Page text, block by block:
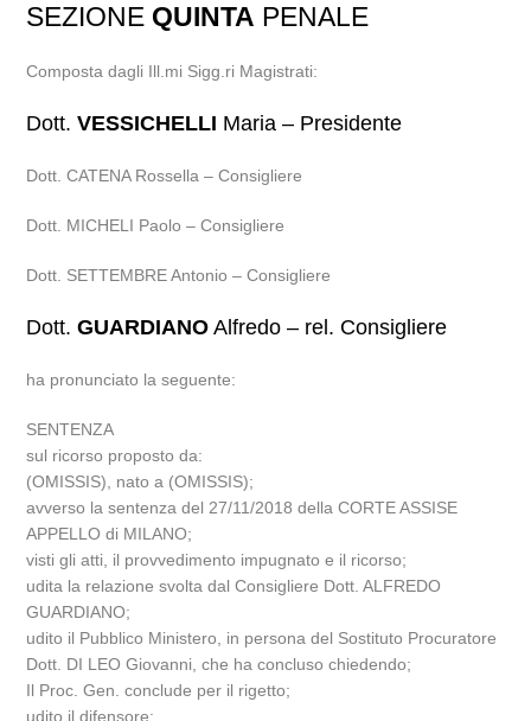
SEZIONE QUINTA PENALE
Composta dagli Ill.mi Sigg.ri Magistrati:
Dott.VESSICHELLI Maria – Presidente
Dott. CATENA Rossella – Consigliere
Dott. MICHELI Paolo – Consigliere
Dott. SETTEMBRE Antonio – Consigliere
Dott.GUARDIANO Alfredo – rel. Consigliere
ha pronunciato la seguente:
SENTENZA
sul ricorso proposto da:
(OMISSIS), nato a (OMISSIS);
avverso la sentenza del 27/11/2018 della CORTE ASSISE
APPELLO di MILANO;
visti gli atti, il provvedimento impugnato e il ricorso;
udita la relazione svolta dal Consigliere Dott. ALFREDO
GUARDIANO;
udito il Pubblico Ministero, in persona del Sostituto Procuratore
Dott. DI LEO Giovanni, che ha concluso chiedendo;
Il Proc. Gen. conclude per il rigetto;
udito il difensore: